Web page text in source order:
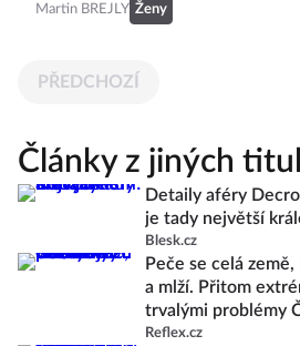
Martin BREJLY Ženy
PŘEDCHOZÍ
Články z jiných
Detaily aféry
je tady největší
Blesk.cz
Peče se celá
a mlží. Přitom
trvalými problémy
Reflex.cz